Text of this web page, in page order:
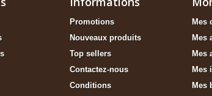
Promotions
Nouveaux produits
Top sellers
Contactez-nous
Conditions
Mes
Mes
Mes
Mes
Mes